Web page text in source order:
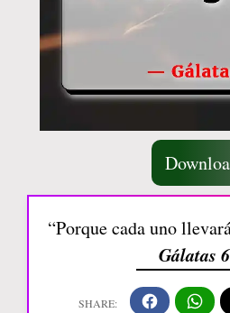
“Porque cada uno
Gálatas